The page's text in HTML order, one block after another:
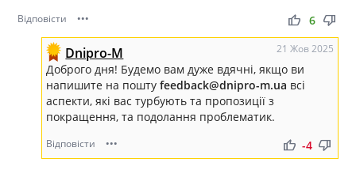
Відповісти ••• thumb_up thumb_down
6
Dnipro-M 21 Жов 2025
Доброго дня! Будемо вам дуже вдячні, якщо ви
напишите на поштуfeedback@dnipro-m.ua всі
аспекти, які вас турбують та пропозиції з
покращення, та подолання проблематик.
Відповісти ••• thumb_up thumb_down
-4